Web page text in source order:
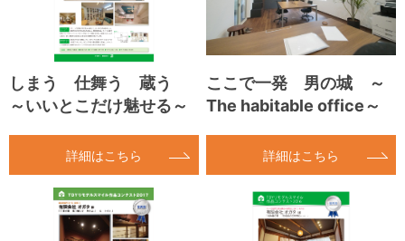
しまう 仕舞う 蔵う
～いいとこだけ魅せる～
詳細はこちら
ここで一発 男の城 ～
The habitable office～
詳細はこちら